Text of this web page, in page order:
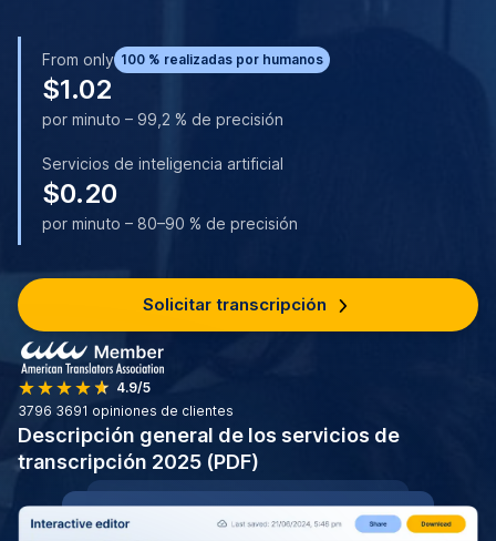
From only 100 % realizadas por humanos
$1.02
por minuto – 99,2 % de precisión
Servicios de inteligencia artificial
$0.20
por minuto – 80–90 % de precisión
Solicitar transcripción
4.9/5
3796 3691 opiniones de clientes
Descripción general de los servicios de
transcripción 2025 (PDF)